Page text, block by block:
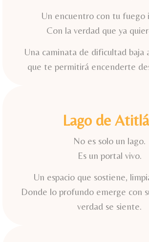
Un encuentro con tu fuego
Con la verdad que ya
Una caminata de dificultad baja
que te permitirá encenderte
Lago de
No es solo un lago.
Es un portal vivo.
Un espacio que sostiene,
Donde lo profundo emerge con
verdad se siente.